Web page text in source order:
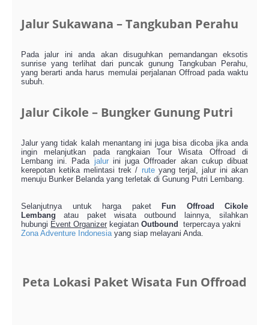
Jalur Sukawana – Tangkuban Perahu
Pada jalur ini anda akan disuguhkan pemandangan eksotis
sunrise yang terlihat dari puncak gunung Tangkuban Perahu,
yang berarti anda harus memulai perjalanan Offroad pada waktu
subuh.
Jalur Cikole – Bungker Gunung Putri
Jalur yang tidak kalah menantang ini juga bisa dicoba jika anda
ingin melanjutkan pada rangkaian Tour Wisata Offroad di
Lembang ini. Pada jalurini juga Offroader akan cukup dibuat
kerepotan ketika melintasi trek / ruteyang terjal, jalur ini akan
menuju Bunker Belanda yang terletak di Gunung Putri Lembang.
Selanjutnya untuk harga paket
Fun Offroad Cikole
Lembang atau paket wisata outbound lainnya, silahkan
hubungi Event Organizer kegiatan Outbound
terpercaya yakni
Zona Adventure Indonesiayang siap melayani Anda.
Peta Lokasi Paket Wisata Fun Offroad